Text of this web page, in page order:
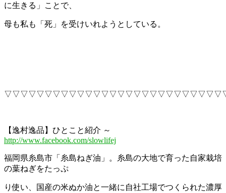
に生きる」ことで、
母も私も「死」を受けいれようとしている。
【逸村逸品】ひとこと紹介 ～
http://www.facebook.com/slowlifej
福岡県糸島市「糸島ねぎ油」。糸島の大地で育った自家栽培
の葉ねぎをたっぷ
り使い、国産の米ぬか油と一緒に自社工場でつくられた濃厚